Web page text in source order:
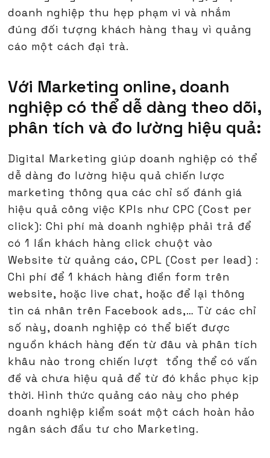
doanh nghiệp thu hẹp phạm vi và nhắm
đúng đối tượng khách hàng thay vì quảng
cáo một cách đại trà.
Với Marketing online, doanh
nghiệp có thể dễ dàng theo dõi,
phân tích và đo lường hiệu quả:
Digital Marketing giúp doanh nghiệp có thể
dễ dàng đo lường hiệu quả chiến lược
marketing thông qua các chỉ số đánh giá
hiệu quả công việc KPIs như CPC (Cost per
click): Chi phí mà doanh nghiệp phải trả để
có 1 lần khách hàng click chuột vào
Website từ quảng cáo, CPL (Cost per lead) :
Chi phí để 1 khách hàng điền form trên
website, hoặc live chat, hoặc để lại thông
tin cá nhân trên Facebook ads,… Từ các chỉ
số này, doanh nghiệp có thể biết được
nguồn khách hàng đến từ đâu và phân tích
khâu nào trong chiến lượt tổng thể có vấn
đề và chưa hiệu quả để từ đó khắc phục kịp
thời. Hình thức quảng cáo này cho phép
doanh nghiệp kiểm soát một cách hoàn hảo
ngân sách đầu tư cho Marketing.